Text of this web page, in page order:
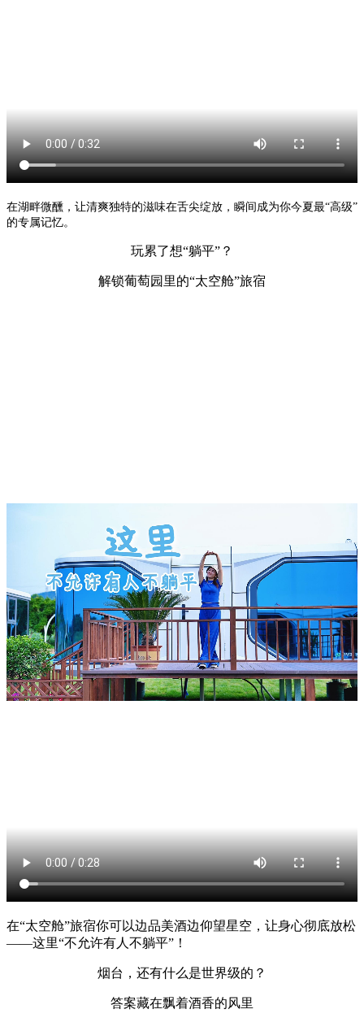
在湖畔微醺，让清爽独特的滋味在舌尖绽放，瞬间成为你今夏最“高级”
的专属记忆。
玩累了想“躺平”？
解锁葡萄园里的“太空舱”旅宿
在“太空舱”旅宿你可以边品美酒边仰望星空，让身心彻底放松
——这里“不允许有人不躺平”！
烟台，还有什么是世界级的？
答案藏在飘着酒香的风里